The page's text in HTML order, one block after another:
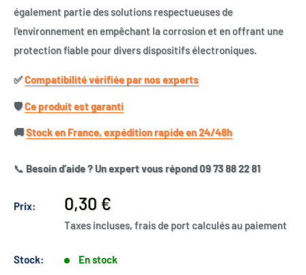
également partie des solutions respectueuses de
l'environnement en empêchant la corrosion et en offrant une
protection fiable pour divers dispositifs électroniques.
✅​Compatibilité vérifiée par nos experts
🛡️​Ce produit est garanti
🚚​Stock en France, expédition rapide en 24/48h
📞 Besoin d’aide ? Un expert vous répond 09 73 88 22 81
Prix:
Prix
réduit
0,30 €
Taxes incluses, frais de port calculés au paiement
Stock: En stock